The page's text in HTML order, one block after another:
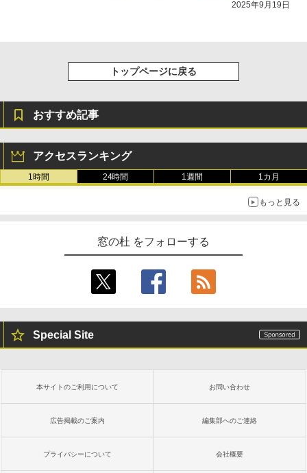
2025年9月19日
トップページに戻る
おすすめ記事
アクセスランキング
1時間 24時間 1週間 1カ月
もっと見る
窓の杜 をフォローする
Special Site
本サイトのご利用について お問い合わせ
広告掲載のご案内 編集部へのご連絡
プライバシーについて 会社概要